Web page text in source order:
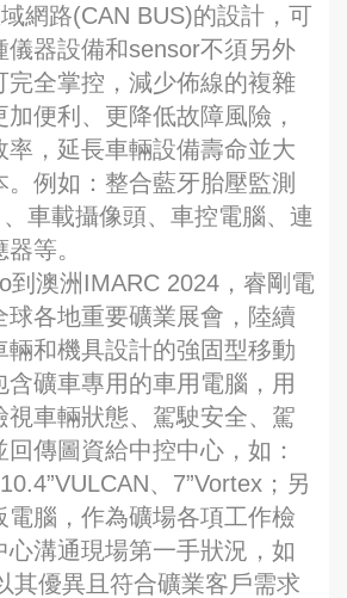
網路(CAN BUS)的設計，可
儀器設備和sensor不須另外
完全掌控，減少佈線的複雜
便利、更降低故障風險，
率，延長車輛設備壽命並大
例如：整合藍牙胎壓監測
車載攝像頭、車控電腦、連
等。
到澳洲IMARC 2024，睿剛電
球各地重要礦業展會，陸續
輛和機具設計的強固型移動
含礦車專用的車用電腦，用
視車輛狀態、駕駛安全、駕
傳圖資給中控中心，如：
、7”Vortex；另
電腦，作為礦場各項工作檢
心溝通現場第一手狀況，如
其優異且符合礦業客戶需求